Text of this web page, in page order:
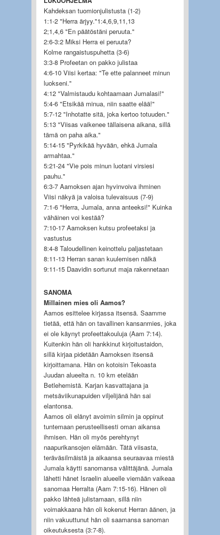
Kahdeksan tuomionjulistusta (1-2)
1:1-2 "Herra ärjyy."1:4,6,9,11,13
2;1,4,6 "En päätöstäni peruuta."
2:6-3:2 Miksi Herra ei peruuta?
Kolme rangaistuspuhetta (3-6)
3:3-8 Profeetan on pakko julistaa
4:6-10 Viisi kertaa: "Te ette palanneet minun
luokseni."
4:12 "Valmistaudu kohtaamaan Jumalasi!"
5:4-6 "Etsikää minua, niin saatte elää!"
5:7-12 "Inhotatte sitä, joka kertoo totuuden."
5:13 "Viisas vaikenee tällaisena aikana, sillä
tämä on paha aika."
5:14-15 "Pyrkikää hyvään, ehkä Jumala
armahtaa."
5:21-24 "Vie pois minun luotani virsiesi
pauhu."
6:3-7 Aamoksen ajan hyvinvoiva ihminen
Viisi näkyä ja valoisa tulevaisuus (7-9)
7:1-6 "Herra, Jumala, anna anteeksi!" Kuinka
vähäinen voi kestää?
7:10-17 Aamoksen kutsu profeetaksi ja
vastustus
8:4-8 Taloudellinen keinottelu paljastetaan
8:11-13 Herran sanan kuulemisen nälkä
9:11-15 Daavidin sortunut maja rakennetaan
SANOMA
Millainen mies oli Aamos?
Aamos esittelee kirjassa itsensä. Saamme
tietää, että hän on tavallinen kansanmies, joka
ei ole käynyt profeettakouluja (Aam 7:14).
Kuitenkin hän oli hankkinut kirjoitustaidon,
sillä kirjaa pidetään Aamoksen itsensä
kirjoittamana. Hän on kotoisin Tekoasta
Juudan alueelta n. 10 km etelään
Betlehemistä. Karjan kasvattajana ja
metsäviikunapuiden viljelijänä hän sai
elantonsa.
Aamos oli elänyt avoimin silmin ja oppinut
tuntemaan perusteellisesti oman aikansa
ihmisen. Hän oli myös perehtynyt
naapurikansojen elämään. Tätä viisasta,
teräväsilmäistä ja aikaansa seuraavaa miestä
Jumala käytti sanomansa välittäjänä. Jumala
lähetti hänet Israelin alueelle viemään vaikeaa
sanomaa Herralta (Aam 7:15-16). Hänen oli
pakko lähteä julistamaan, sillä niin
voimakkaana hän oli kokenut Herran äänen, ja
niin vakuuttunut hän oli saamansa sanoman
oikeutuksesta (3:7-8).